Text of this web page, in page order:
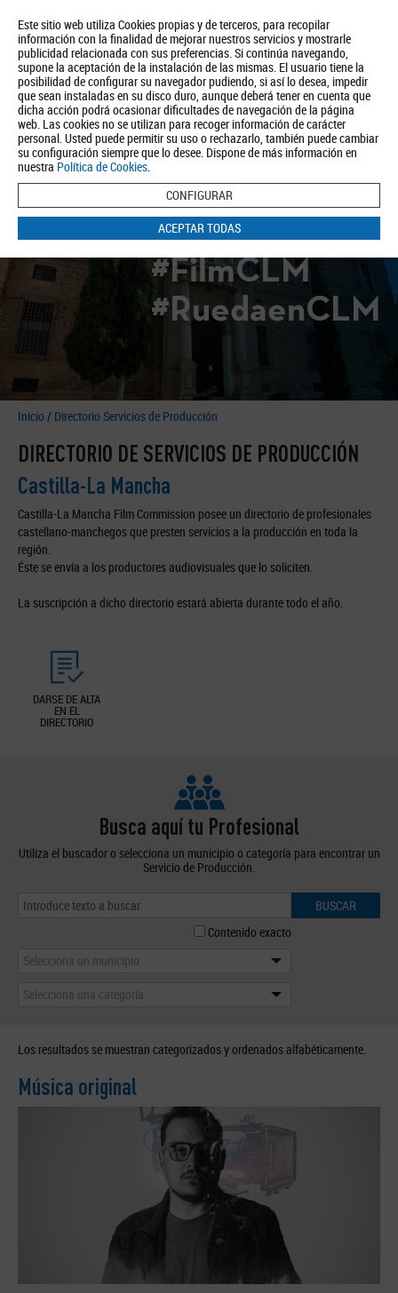
Este sitio web utiliza Cookies propias y de terceros, para recopilar
información con la finalidad de mejorar nuestros servicios y mostrarle
publicidad relacionada con sus preferencias. Si continúa navegando,
supone la aceptación de la instalación de las mismas. El usuario tiene la
posibilidad de configurar su navegador pudiendo, si así lo desea, impedir
que sean instaladas en su disco duro, aunque deberá tener en cuenta que
dicha acción podrá ocasionar dificultades de navegación de la página
web. Las cookies no se utilizan para recoger información de carácter
personal. Usted puede permitir su uso o rechazarlo, también puede cambiar
su configuración siempre que lo desee. Dispone de más información en
nuestra Política de Cookies.
CONFIGURAR
ACEPTAR TODAS
Quiénes somos Turismo Política de Privacidad Aviso Legal
Política de Cookies
BUSCAR
#FilmCLM
#RuedaenCLM
Inicio / Directorio Servicios de Producción
DIRECTORIO DE SERVICIOS DE PRODUCCIÓN
Castilla-La Mancha
Castilla-La Mancha Film Commission posee un directorio de profesionales
castellano-manchegos que presten servicios a la producción en toda la
región.
Éste se envía a los productores audiovisuales que lo soliciten.
La suscripción a dicho directorio estará abierta durante todo el año.
DARSE DE ALTA
EN EL
DIRECTORIO
Busca aquí tu Profesional
Utiliza el buscador o selecciona un municipio o categoría para encontrar un
Servicio de Producción.
BUSCAR
Contenido exacto
Selecciona un municipio
Selecciona una categoría
Los resultados se muestran categorizados y ordenados alfabéticamente.
Música original